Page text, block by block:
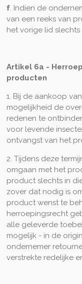
f. Indien de
van een reeks van
het vorige lid
Artikel 6a -
producten
1. Bij de aankoop
mogelijkheid de
redenen te
voor levende
ontvangst van het
2. Tijdens deze
omgaan met het
product slechts in
zover dat nodig is
product wenst te
herroepingsrecht
alle geleverde
mogelijk - in de
ondernemer
verstrekte redelijke